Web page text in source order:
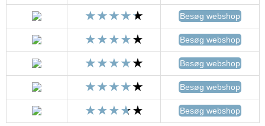
Besøg webshop
Besøg webshop
Besøg webshop
Besøg webshop
Besøg webshop